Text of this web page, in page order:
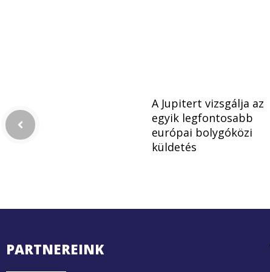
A Jupitert vizsgálja az
egyik legfontosabb
európai bolygóközi
küldetés
PARTNEREINK